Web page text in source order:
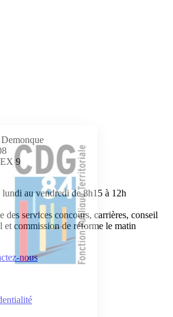
9
au vendredi de 8h15 à 12h
des services concours, carrières, conseil
et commission de réforme le matin
nous
cookies
que le temps
site (jusqu'à
ou marketing